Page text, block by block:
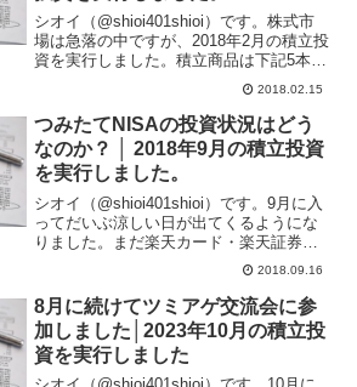
シオイ（@shioi401shioi）です。株式市
場は急落の中ですが、2018年2月の積立投
資を実行しました。積立商品は下記5本で
す。・楽天・全世界株式インデックスフ
ァンド （信託報酬：0.2396％ 実質コス
ト：未詳）・楽天・全米株式イン...
2018.02.15
つみたてNISAの投資状況はどう
なのか？ │ 2018年9月の積立投資
を実行しました。
シオイ（@shioi401shioi）です。9月に入
ってだいぶ涼しい日が出てくるようにな
りました。まだ楽天カード・楽天証券の
ポイント攻勢は留まるところを知らない
状況ですが、SBI証券は特になんの動きは
ありません。お約束の後出しじゃんけん
で何...
2018.09.16
8月に続けてツミアゲ交流会に参
加しました│2023年10月の積立投
資を実行しました